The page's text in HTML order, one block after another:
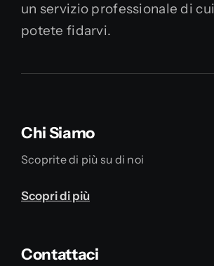
un servizio professionale di cui
potete fidarvi.
Chi Siamo
Scoprite di più su di noi
Scopri di più
Contattaci